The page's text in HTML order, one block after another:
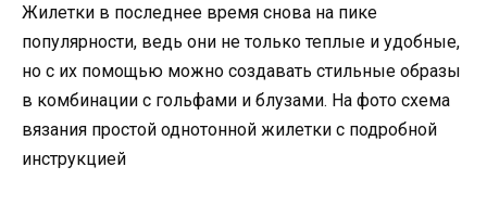
Жилетки в последнее время снова на пике
популярности, ведь они не только теплые и удобные,
но с их помощью можно создавать стильные образы
в комбинации с гольфами и блузами. На фото схема
вязания простой однотонной жилетки с подробной
инструкцией